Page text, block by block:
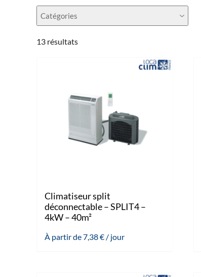
Catégories
13 résultats
Climatiseur split
déconnectable – SPLIT4 –
4kW – 40m²
À partir de7,38€/ jour